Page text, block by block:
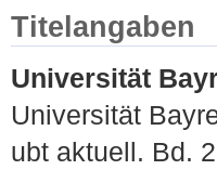
Titelangaben
Universität
Universität
ubt aktuell. Bd.